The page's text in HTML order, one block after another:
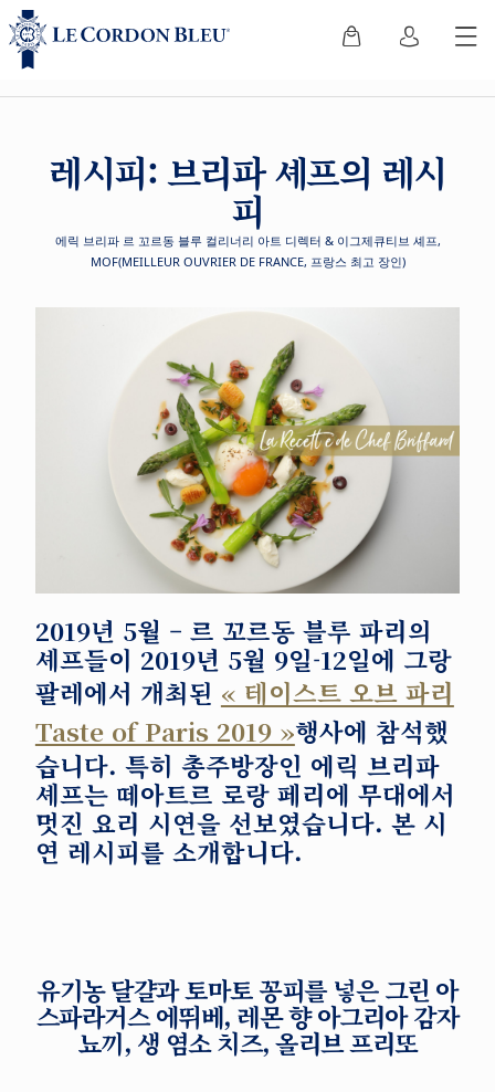
레시피: 브리파 셰프의 레시
피
에릭 브리파 르 꼬르동 블루 컬리너리 아트 디렉터 & 이그제큐티브 셰프,
MOF(MEILLEUR OUVRIER DE FRANCE, 프랑스 최고 장인)
2019년 5월 – 르 꼬르동 블루 파리의
셰프들이 2019년 5월 9일-12일에 그랑
팔레에서 개최된 « 테이스트 오브 파리
Taste of Paris 2019 »행사에 참석했
습니다. 특히 총주방장인 에릭 브리파
셰프는 떼아트르 로랑 페리에 무대에서
멋진 요리 시연을 선보였습니다. 본 시
연 레시피를 소개합니다.
유기농 달걀과 토마토 꽁피를 넣은 그린 아
스파라거스 에뛰베, 레몬 향 아그리아 감자
뇨끼, 생 염소 치즈, 올리브 프리또